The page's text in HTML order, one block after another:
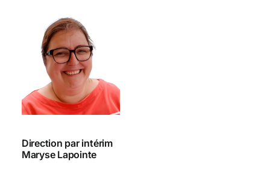
Direction par intérim
Maryse Lapointe